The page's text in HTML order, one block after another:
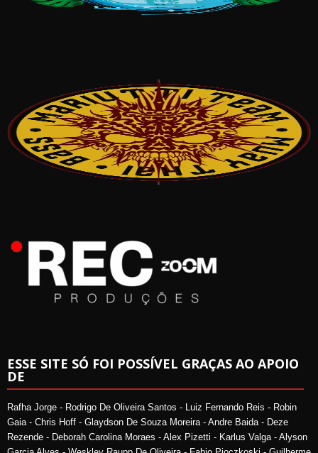
ESSE SITE SÓ FOI POSSÍVEL GRAÇAS AO APOIO
DE
Rafha Jorge - Rodrigo De Oliveira Santos - Luiz Fernando Reis - Robin
Gaia - Chris Hoff - Glaydson De Souza Moreira - Andre Baida - Deze
Rezende - Deborah Carolina Moraes - Alex Pizetti - Karlus Valga - Alyson